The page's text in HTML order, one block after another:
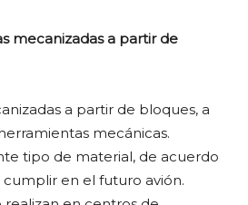
mecanizadas a partir de
a partir de bloques, a
mecánicas.
tipo de material, de acuerdo
cumplir en el futuro avión.